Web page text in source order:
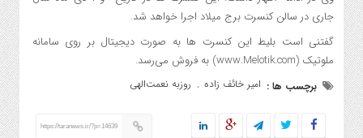
جاری در سالن کنسرت برج میلاد اجرا خواهد شد.
گفتنی است بلیط این کنسرت ها به صورت دیجیتال بر روی سامانه
ملوتیک (www.Melotik.com) به فروش می‌رسد.
برچسب ها : امیر خائف زاده , روزبه نعمت‌الهی
https://taranews.ir/?p=14639